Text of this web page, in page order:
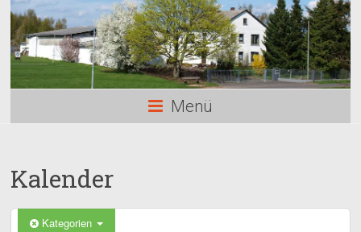
Menü
Kalender
Kategorien